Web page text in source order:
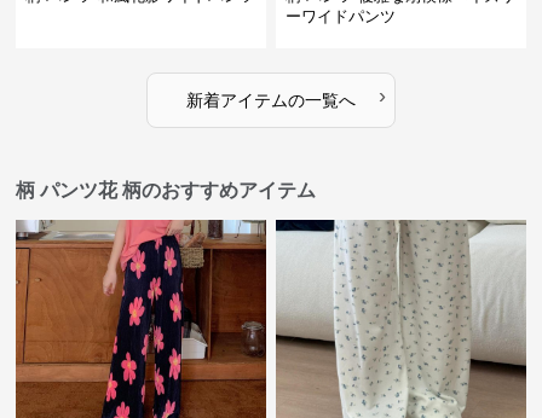
ーワイドパンツ
新着アイテムの一覧へ ›
柄 パンツ花 柄のおすすめアイテム